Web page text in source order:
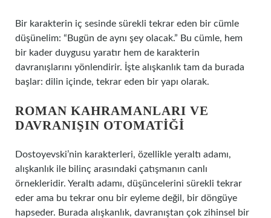
Bir karakterin iç sesinde sürekli tekrar eden bir cümle
düşünelim: “Bugün de aynı şey olacak.” Bu cümle, hem
bir kader duygusu yaratır hem de karakterin
davranışlarını yönlendirir. İşte alışkanlık tam da burada
başlar: dilin içinde, tekrar eden bir yapı olarak.
ROMAN KAHRAMANLARI VE
DAVRANIŞIN OTOMATIĞI
Dostoyevski’nin karakterleri, özellikle yeraltı adamı,
alışkanlık ile bilinç arasındaki çatışmanın canlı
örnekleridir. Yeraltı adamı, düşüncelerini sürekli tekrar
eder ama bu tekrar onu bir eyleme değil, bir döngüye
hapseder. Burada alışkanlık, davranıştan çok zihinsel bir